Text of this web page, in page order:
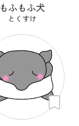
もふもふ犬
とくすけ